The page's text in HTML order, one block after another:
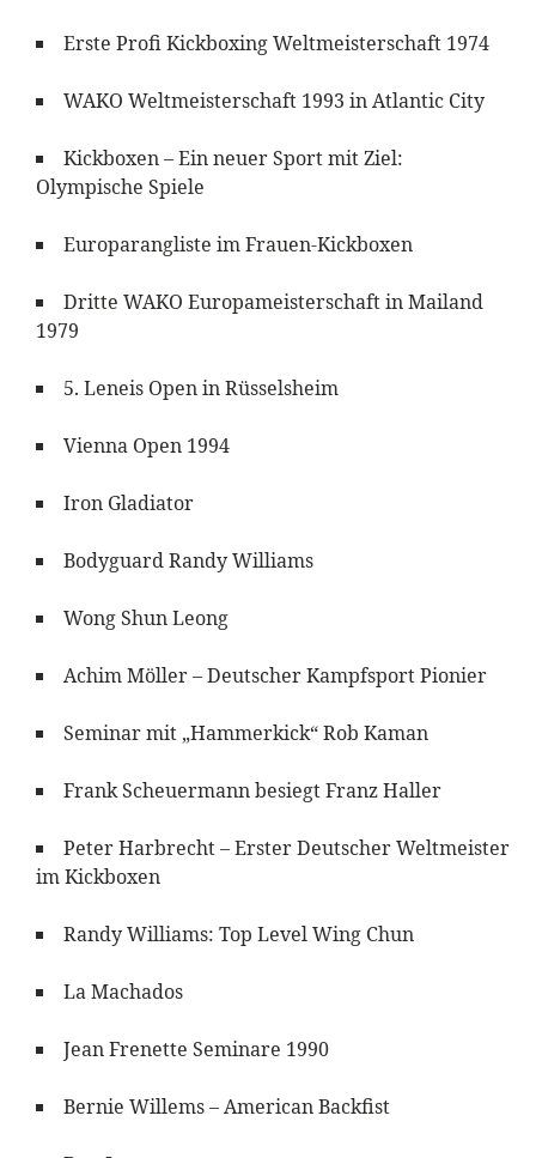
Erste Profi Kickboxing Weltmeisterschaft 1974
WAKO Weltmeisterschaft 1993 in Atlantic City
Kickboxen – Ein neuer Sport mit Ziel:
Olympische Spiele
Europarangliste im Frauen-Kickboxen
Dritte WAKO Europameisterschaft in Mailand
1979
5. Leneis Open in Rüsselsheim
Vienna Open 1994
Iron Gladiator
Bodyguard Randy Williams
Wong Shun Leong
Achim Möller – Deutscher Kampfsport Pionier
Seminar mit „Hammerkick“ Rob Kaman
Frank Scheuermann besiegt Franz Haller
Peter Harbrecht – Erster Deutscher Weltmeister
im Kickboxen
Randy Williams: Top Level Wing Chun
La Machados
Jean Frenette Seminare 1990
Bernie Willems – American Backfist